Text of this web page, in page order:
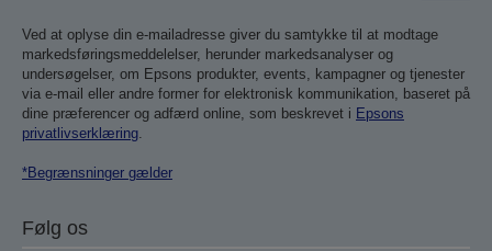
Ved at oplyse din e-mailadresse giver du samtykke til at modtage
markedsføringsmeddelelser, herunder markedsanalyser og
undersøgelser, om Epsons produkter, events, kampagner og tjenester
via e-mail eller andre former for elektronisk kommunikation, baseret på
dine præferencer og adfærd online, som beskrevet i Epsons
privatlivserklæring
*Begrænsninger gælder
Følg os